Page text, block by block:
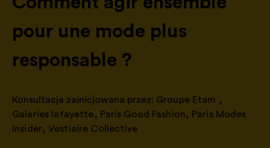
pour une mode plus
responsable ?
Konsultacja zainicjowana przez: Groupe Etam ,
Galeries lafayette, Paris Good Fashion, Paris Modes
Insider, Vestiaire Collective